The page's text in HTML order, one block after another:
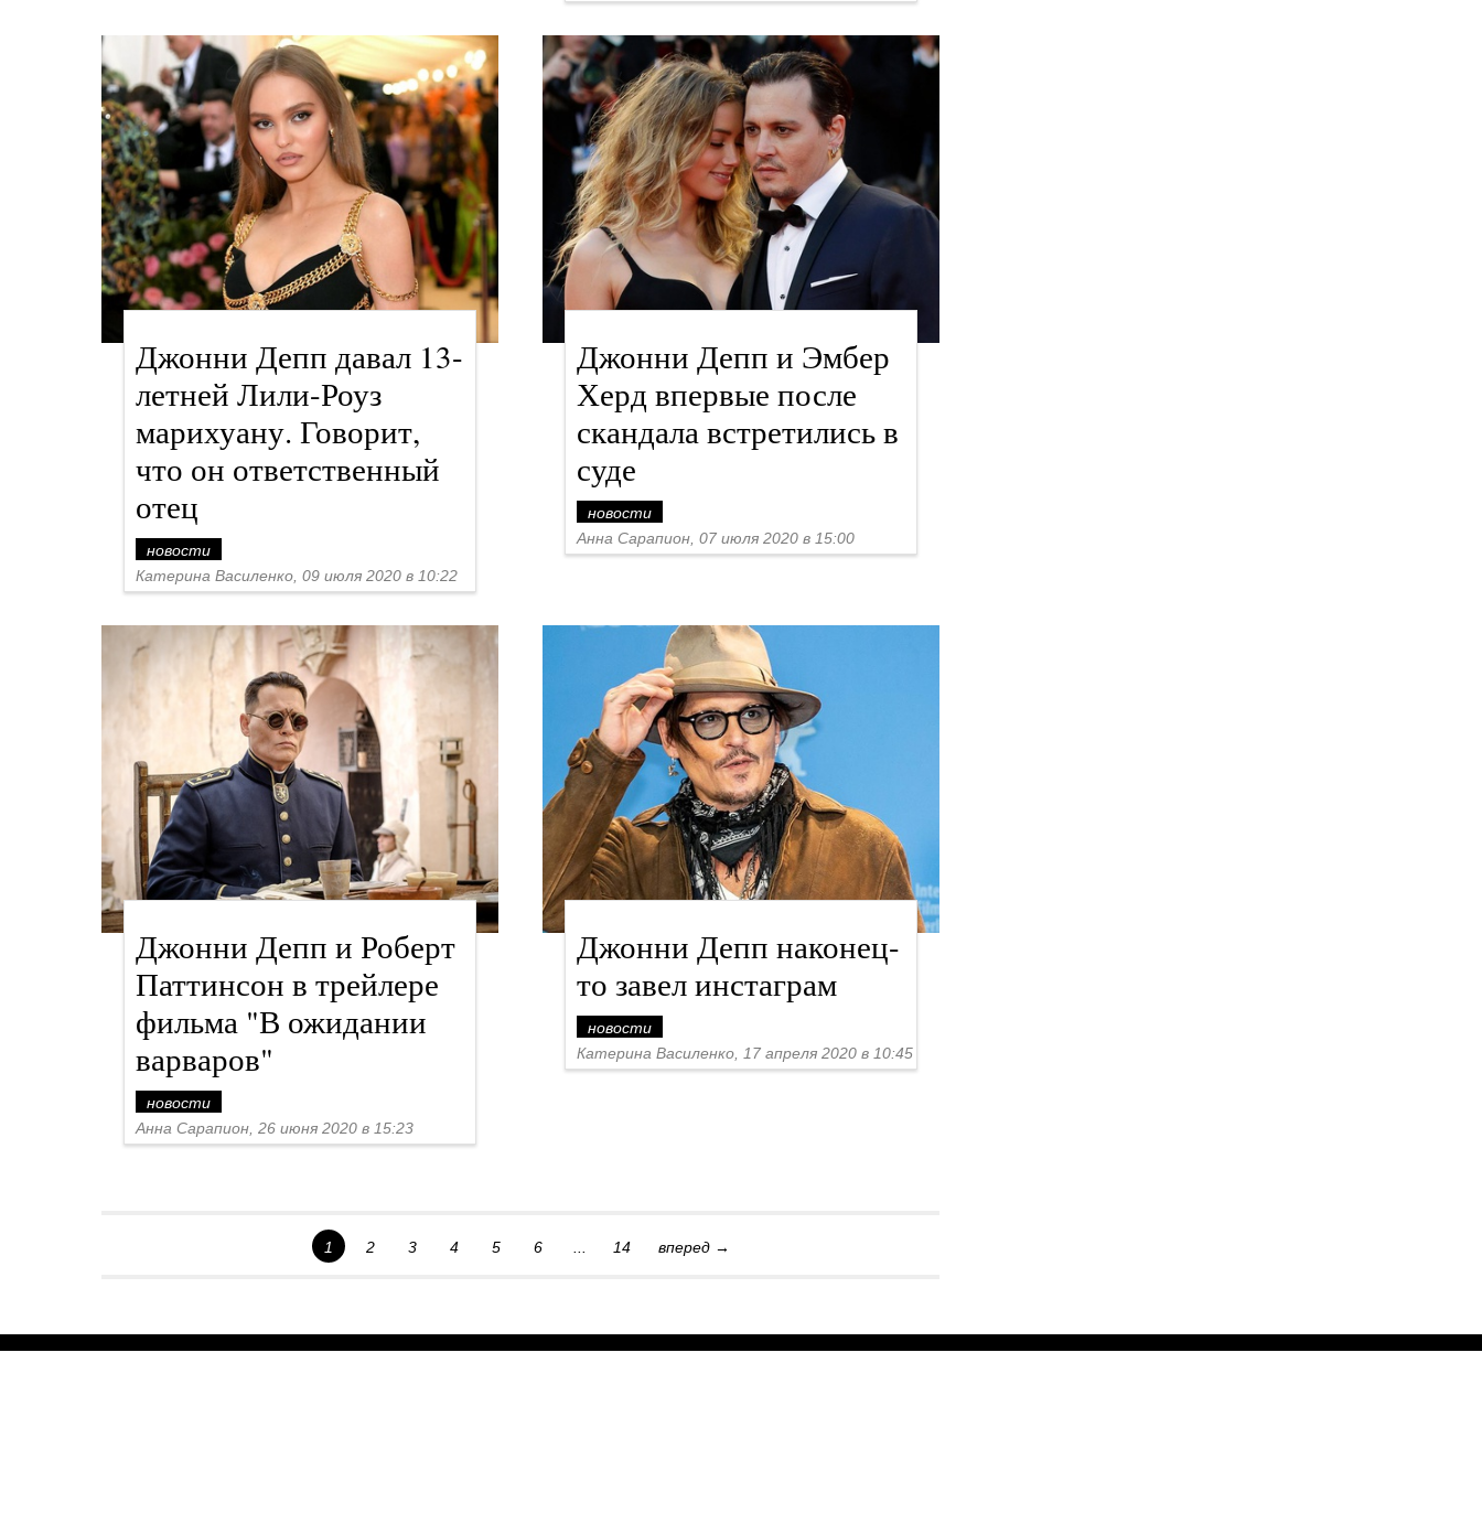
Джонни Депп давал 13-
летней Лили-Роуз
марихуану. Говорит,
что он ответственный
отец
новости
Катерина Василенко, 09 июля 2020 в 10:22
Джонни Депп и Эмбер
Херд впервые после
скандала встретились в
суде
новости
Анна Сарапион, 07 июля 2020 в 15:00
Джонни Депп и Роберт
Паттинсон в трейлере
фильма "В ожидании
варваров"
новости
Анна Сарапион, 26 июня 2020 в 15:23
Джонни Депп наконец-
то завел инстаграм
новости
Катерина Василенко, 17 апреля 2020 в 10:45
1 2 3 4 5 6 14 вперед →